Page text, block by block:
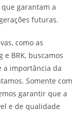
garantam a
futuras.
como as
BRK, buscamos
a importância da
Somente com
garantir que a
e de qualidade